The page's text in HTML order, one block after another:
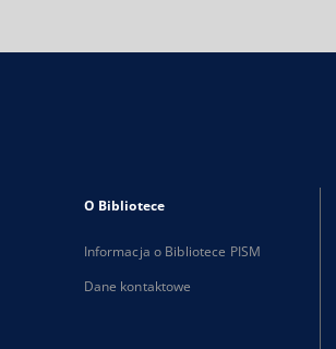
O Bibliotece
Informacja o Bibliotece PISM
Dane kontaktowe